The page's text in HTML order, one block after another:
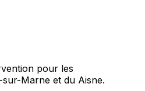
pour les
Marne et du Aisne.